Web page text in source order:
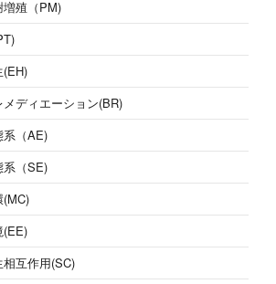
増殖（PM)
(EH)
ディエーション(BR)
系（AE)
系（SE)
(MC)
(EE)
互作用(SC)